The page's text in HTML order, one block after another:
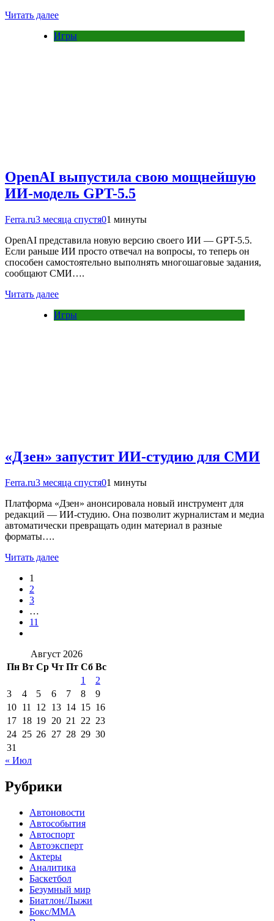
Читать далее
Игры
OpenAI выпустила свою мощнейшую
ИИ-модель GPT-5.5
Ferra.ru3 месяца спустя01 минуты
OpenAI представила новую версию своего ИИ — GPT-5.5.
Если раньше ИИ просто отвечал на вопросы, то теперь он
способен самостоятельно выполнять многошаговые задания,
сообщают СМИ….
Читать далее
Игры
«Дзен» запустит ИИ-студию для СМИ
Ferra.ru3 месяца спустя01 минуты
Платформа «Дзен» анонсировала новый инструмент для
редакций — ИИ-студию. Она позволит журналистам и медиа
автоматически превращать один материал в разные
форматы….
Читать далее
1
2
3
…
11
Август 2026
Пн Вт Ср Чт Пт Сб Вс
1
2
3
4 5 6 7 8
9
10 11 12 13 14 15 16
17 18 19 20 21 22 23
24 25 26 27 28 29 30
31
« Июл
Рубрики
Автоновости
Автособытия
Автоспорт
Автоэксперт
Актеры
Аналитика
Баскетбол
Безумный мир
Биатлон/Лыжи
Бокс/MMA